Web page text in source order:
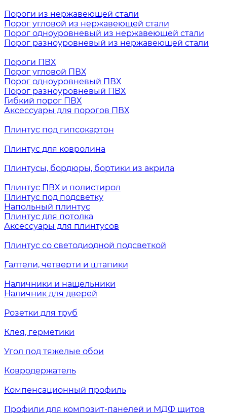
Пороги из нержавеющей стали
Порог угловой из нержавеющей стали
Порог одноуровневый из нержавеющей стали
Порог разноуровневый из нержавеющей стали
Пороги ПВХ
Порог угловой ПВХ
Порог одноуровневый ПВХ
Порог разноуровневый ПВХ
Гибкий порог ПВХ
Аксессуары для порогов ПВХ
Плинтус под гипсокартон
Плинтус для ковролина
Плинтусы, бордюры, бортики из акрила
Плинтус ПВХ и полистирол
Плинтус под подсветку
Напольный плинтус
Плинтус для потолка
Аксессуары для плинтусов
Плинтус со светодиодной подсветкой
Галтели, четверти и штапики
Наличники и нащельники
Наличник для дверей
Розетки для труб
Клея, герметики
Угол под тяжелые обои
Ковродержатель
Компенсационный профиль
Профили для композит-панелей и МДФ щитов